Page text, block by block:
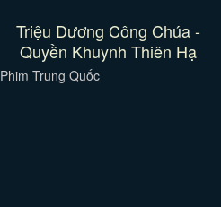
Triệu Dương Công Chúa -
Quyền Khuynh Thiên Hạ
Phim Trung Quốc